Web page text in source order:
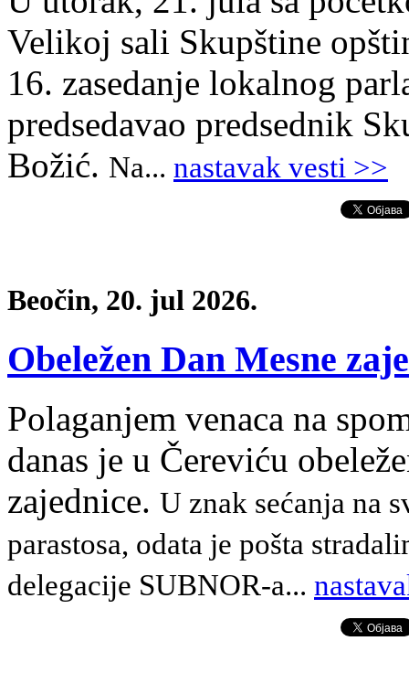
Velikoj sali Skupštine
16. zasedanje lokalnog
predsedavao predsednik
Božić. Na... nastavak vesti >>
Beočin, 20. jul 2026.
Obeležen Dan Mesne
Polaganjem venaca na
danas je u Čereviću
zajednice. U znak sećanja na
parastosa, odata je pošta
delegacije SUBNOR-a...